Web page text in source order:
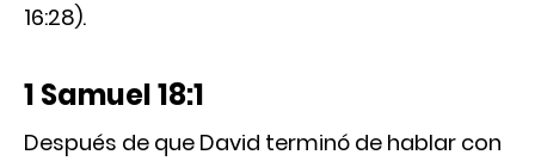
16:28).
1 Samuel 18:1
Después de que David terminó de hablar con